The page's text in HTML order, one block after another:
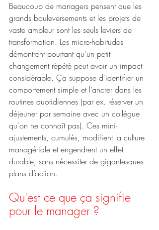
Beaucoup de managers pensent que les
grands bouleversements et les projets de
vaste ampleur sont les seuls leviers de
transformation. Les micro-habitudes
démontrent pourtant qu’un petit
changement répété peut avoir un impact
considérable. Ça suppose d'identifier un
comportement simple et l’ancrer dans les
routines quotidiennes (par ex. réserver un
déjeuner par semaine avec un collègue
qu'on ne connaît pas). Ces mini-
ajustements, cumulés, modifient la culture
managériale et engendrent un effet
durable, sans nécessiter de gigantesques
plans d’action.
Qu'est ce que ça signifie
pour le manager ?